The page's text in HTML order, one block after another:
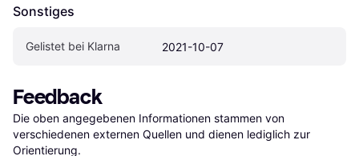
Sonstiges
Gelistet bei Klarna 2021-10-07
Feedback
Die oben angegebenen Informationen stammen von
verschiedenen externen Quellen und dienen lediglich zur
Orientierung.